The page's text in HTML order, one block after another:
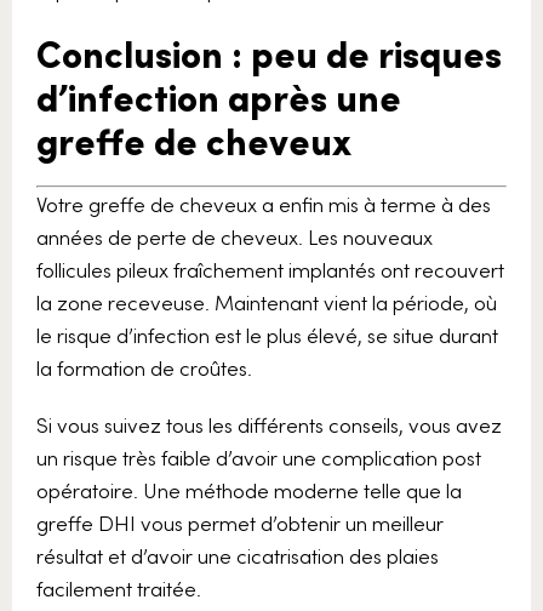
Conclusion : peu de risques
d’infection après une
greffe de cheveux
Votre greffe de cheveux a enfin mis à terme à des
années de perte de cheveux. Les nouveaux
follicules pileux fraîchement implantés ont recouvert
la zone receveuse. Maintenant vient la période, où
le risque d’infection est le plus élevé, se situe durant
la formation de croûtes.
Si vous suivez tous les différents conseils, vous avez
un risque très faible d’avoir une complication post
opératoire. Une méthode moderne telle que la
greffe DHI vous permet d’obtenir un meilleur
résultat et d’avoir une cicatrisation des plaies
facilement traitée.